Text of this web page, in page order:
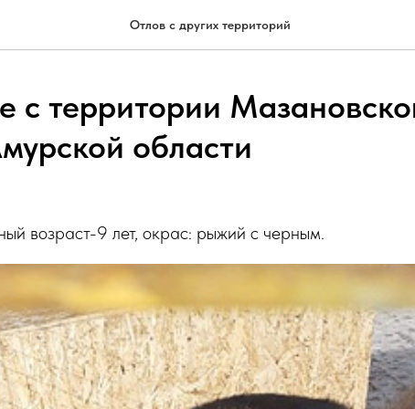
Отлов с других территорий
с территории
области
возраст-9 лет, окрас: рыжий с черным.